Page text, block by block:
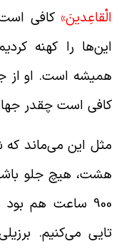
کافی است
را کهنه
است. او از
است چقدر جهاد
این می‌ماند که
می‌کنیم.